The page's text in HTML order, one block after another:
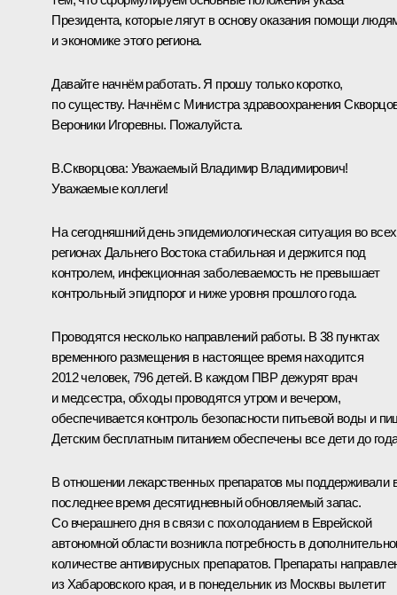
Президента, которые лягут в основу оказания помощи
и экономике этого региона.
Давайте начнём работать. Я прошу только коротко,
по существу. Начнём с Министра здравоохранения
Вероники Игоревны. Пожалуйста.
В.Скворцова: Уважаемый Владимир Владимирович!
Уважаемые коллеги!
На сегодняшний день эпидемиологическая ситуация во всех
регионах Дальнего Востока стабильная и держится под
контролем, инфекционная заболеваемость не превышает
контрольный эпидпорог и ниже уровня прошлого года.
Проводятся несколько направлений работы. В 38 пунктах
временного размещения в настоящее время находится
2012 человек, 796 детей. В каждом ПВР дежурят врач
и медсестра, обходы проводятся утром и вечером,
обеспечивается контроль безопасности питьевой воды и
Детским бесплатным питанием обеспечены все дети до
В отношении лекарственных препаратов мы поддерживали
последнее время десятидневный обновляемый запас.
Со вчерашнего дня в связи с похолоданием в Еврейской
автономной области возникла потребность в
количестве антивирусных препаратов. Препараты
из Хабаровского края, и в понедельник из Москвы вылетит